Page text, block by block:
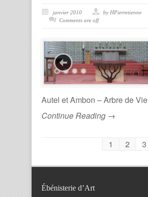
janvier 2010
by HPierretienne
Comments are off
Autel et Ambon – Arbre de Vie
Continue Reading →
1 2 3
Ébénisterie d’Art